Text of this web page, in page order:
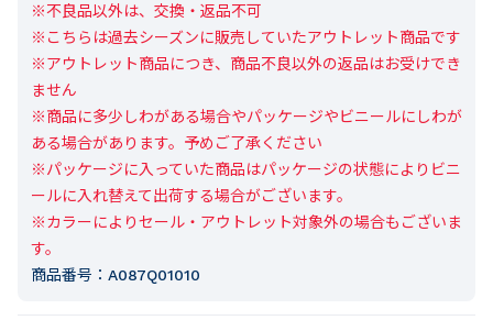
※不良品以外は、交換・返品不可
※こちらは過去シーズンに販売していたアウトレット商品です
※アウトレット商品につき、商品不良以外の返品はお受けでき
ません
※商品に多少しわがある場合やパッケージやビニールにしわが
ある場合があります。予めご了承ください
※パッケージに入っていた商品はパッケージの状態によりビニ
ールに入れ替えて出荷する場合がございます。
※カラーによりセール・アウトレット対象外の場合もございま
す。
商品番号： A087Q01010